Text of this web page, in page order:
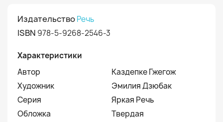
ИздательствоРечь
ISBN 978-5-9268-2546-3
Характеристики
Автор
Каздепке Гжегож
Художник
Эмилия Дзюбак
Серия
Яркая Речь
Обложка
Твердая